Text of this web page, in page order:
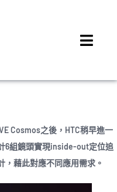
Cosmos之後，HTC稍早進一
6組鏡頭實現inside-out定位追
，藉此對應不同應用需求。